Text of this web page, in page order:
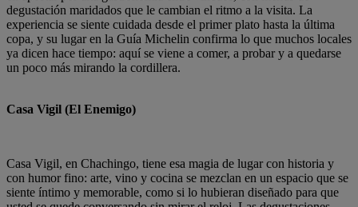
degustación maridados que le cambian el ritmo a la visita. La
experiencia se siente cuidada desde el primer plato hasta la última
copa, y su lugar en la Guía Michelin confirma lo que muchos locales
ya dicen hace tiempo: aquí se viene a comer, a probar y a quedarse
un poco más mirando la cordillera.
Casa Vigil (El Enemigo)
Casa Vigil, en Chachingo, tiene esa magia de lugar con historia y
con humor fino: arte, vino y cocina se mezclan en un espacio que se
siente íntimo y memorable, como si lo hubieran diseñado para que